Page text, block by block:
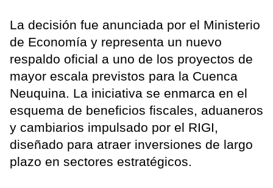
La decisión fue anunciada por el Ministerio
de Economía y representa un nuevo
respaldo oficial a uno de los proyectos de
mayor escala previstos para la Cuenca
Neuquina. La iniciativa se enmarca en el
esquema de beneficios fiscales, aduaneros
y cambiarios impulsado por el RIGI,
diseñado para atraer inversiones de largo
plazo en sectores estratégicos.